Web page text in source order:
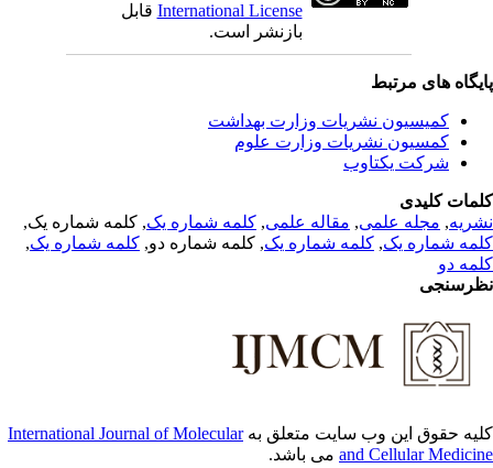
International Licenseقابل
بازنشر است.
های مرتبط
کمیسیون نشریات وزارت بهداشت
کمسیون نشریات وزارت علوم
شرکت یکتاوب
کلیدی
,مجله علمی, مقاله علمی, کلمه شماره یک, کلمه شماره یک,
شماره یک,کلمه شماره یک, کلمه شماره دو,کلمه شماره یک,
دو
حقوق این وب سایت متعلق بهInternational Journal of Molecular
and Cellularمی باشد.